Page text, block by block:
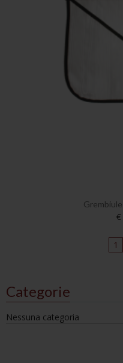
€
1
Categorie
Nessuna categoria